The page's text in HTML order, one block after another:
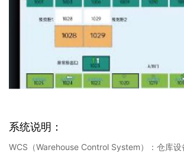
系统说明：
WCS（Warehouse Control System）：仓库设